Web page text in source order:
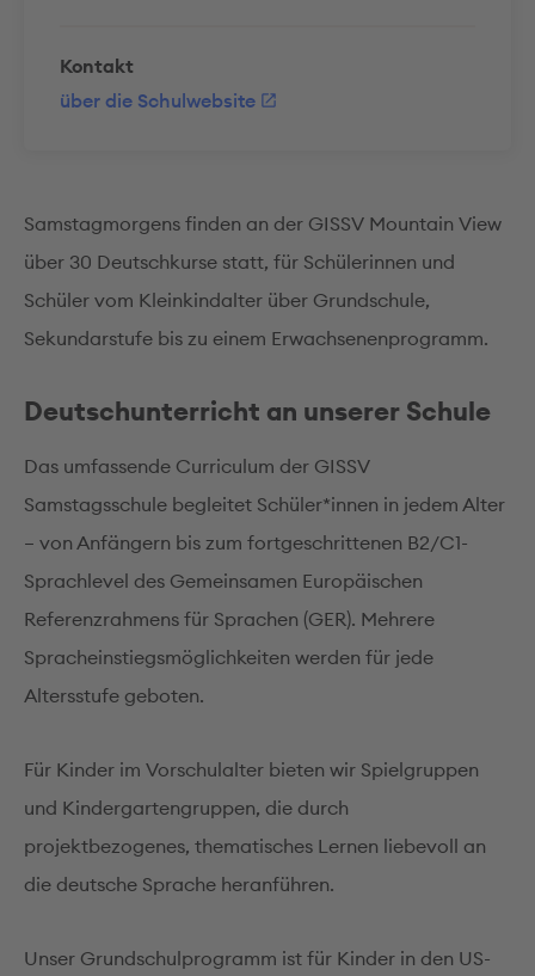
Kontakt
über die Schulwebsite
Samstagmorgens finden an der GISSV Mountain View
über 30 Deutschkurse statt, für Schülerinnen und
Schüler vom Kleinkindalter über Grundschule,
Sekundarstufe bis zu einem Erwachsenenprogramm.
Deutschunterricht an unserer Schule
Das umfassende Curriculum der GISSV
Samstagsschule begleitet Schüler*innen in jedem Alter
– von Anfängern bis zum fortgeschrittenen B2/C1-
Sprachlevel des Gemeinsamen Europäischen
Referenzrahmens für Sprachen (GER). Mehrere
Spracheinstiegsmöglichkeiten werden für jede
Altersstufe geboten.
Für Kinder im Vorschulalter bieten wir Spielgruppen
und Kindergartengruppen, die durch
projektbezogenes, thematisches Lernen liebevoll an
die deutsche Sprache heranführen.
Unser Grundschulprogramm ist für Kinder in den US-